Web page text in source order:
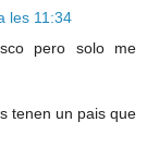
les 11:34
pero solo me
tenen un pais que